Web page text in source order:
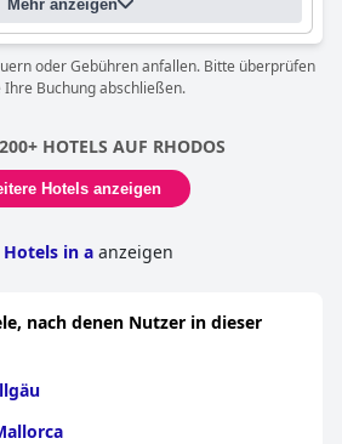
Küche und asiatisch inspirierte Gerichte.
ist außergewöhnlich, wobei das
besonders gelobt wird. Der Jacuzzi und
Zimmern zur Verfügung stehen,
Hauch von Luxus für Gäste, die sich
als ein fantastisches Vier-Sterne-Hotel mit
Mehr anzeigen
oder Gebühren anfallen. Bitte überprüfen
Ihre Buchung abschließen.
HOTELS AUF RHODOS
Hotels anzeigen
Hotels in aanzeigen
nach denen Nutzer in dieser